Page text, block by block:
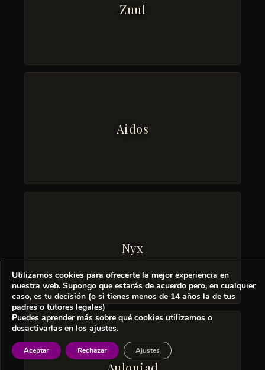
Zuul
Aidos
Nyx
Utilizamos cookies para ofrecerte la mejor experiencia en
nuestra web. Supongo que estarás de acuerdo pero, en cualquier
caso, es tu decisión (o si tienes menos de 14 años la de tus
padres o tutores legales)
Puedes aprender más sobre qué cookies utilizamos o
desactivarlas en los ajustes.
Aceptar Rechazar Ajustes